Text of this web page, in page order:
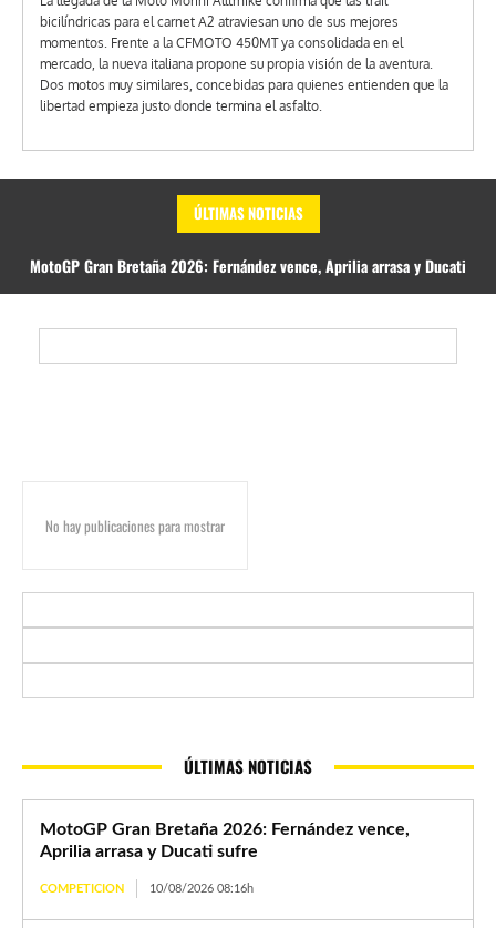
bicilíndricas para el carnet A2 atraviesan uno de sus mejores
momentos. Frente a la CFMOTO 450MT ya consolidada en el
mercado, la nueva italiana propone su propia visión de la aventura.
Dos motos muy similares, concebidas para quienes entienden que la
libertad empieza justo donde termina el asfalto.
ÚLTIMAS NOTICIAS
MotoGP Gran Bretaña 2026: Fernández vence, Aprilia arrasa y Ducati
No hay publicaciones para mostrar
ÚLTIMAS NOTICIAS
MotoGP Gran Bretaña 2026: Fernández vence,
Aprilia arrasa y Ducati sufre
COMPETICION 10/08/2026 08:16h